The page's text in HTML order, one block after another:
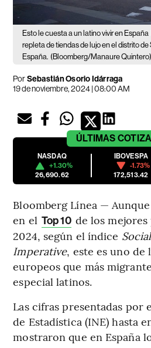
Esto le cuesta a un latino vivir en España
repleta de tiendas de lujo en el distrito
España. (Bloomberg/Manaure Quintero)
PorSebastián Osorio Idárraga
19 de noviembre, 2024 | 08:00 AM
ÚLTIMAS
NASDAQ
+1.30%
26,690.62
IBOVESPA
-1.73%
172,513.42
Bloomberg Línea —
en el Top 10 de los
2024, según el índice
Imperative, este es uno
europeos que más
especial latinos.
Las cifras presentadas
de Estadística (INE) hasta
mostraron que en España